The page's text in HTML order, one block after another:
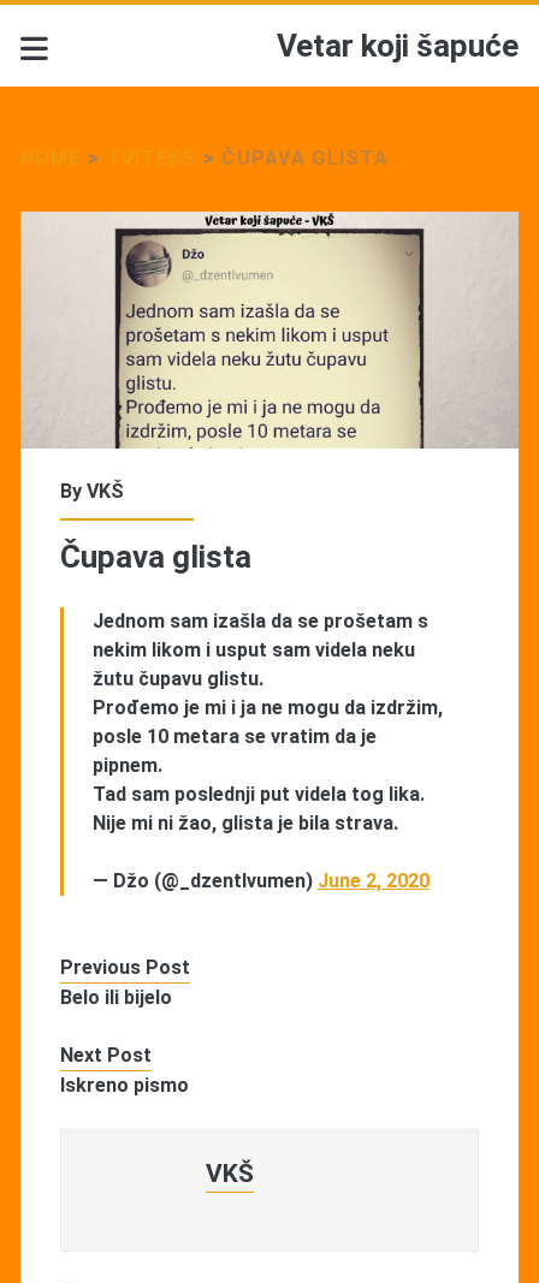
Vetar koji šapuće
> > ČUPAVA GLISTA
By VKŠ
Čupava glista
Jednom sam izašla da se prošetam s
nekim likom i usput sam videla neku
žutu čupavu glistu.
Prođemo je mi i ja ne mogu da izdržim,
posle 10 metara se vratim da je
pipnem.
Tad sam poslednji put videla tog lika.
Nije mi ni žao, glista je bila strava.
— Džo (@_dzentlvumen) June 2, 2020
Previous Post
Belo ili bijelo
Next Post
Iskreno pismo
VKŠ